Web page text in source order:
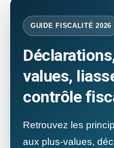
GUIDE FISCALITÉ 2026
values,
contrôle
Retrouvez les
aux plus-values,